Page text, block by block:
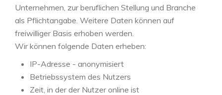
Unternehmen, zur beruflichen Stellung und Branche
als Pflichtangabe. Weitere Daten können auf
freiwilliger Basis erhoben werden.
Wir können folgende Daten erheben:
IP-Adresse - anonymisiert
Betriebssystem des Nutzers
Zeit, in der der Nutzer online ist